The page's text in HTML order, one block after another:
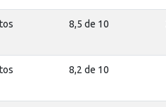
8,5 de 10
8,2 de 10